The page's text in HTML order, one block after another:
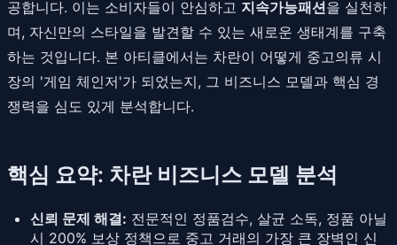
공합니다. 이는 소비자들이 안심하고 지속가능패션을 실천하
며, 자신만의 스타일을 발견할 수 있는 새로운 생태계를 구축
하는 것입니다. 본 아티클에서는 차란이 어떻게 중고의류 시
장의 '게임 체인저'가 되었는지, 그 비즈니스 모델과 핵심 경
쟁력을 심도 있게 분석합니다.
핵심 요약: 차란 비즈니스 모델 분석
신뢰 문제 해결: 전문적인 정품검수, 살균 소독, 정품 아닐
시 200% 보상 정책으로 중고 거래의 가장 큰 장벽인 신